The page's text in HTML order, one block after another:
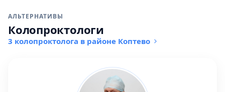
АЛЬТЕРНАТИВЫ
Колопроктологи
3 колопроктолога в районе Коптево